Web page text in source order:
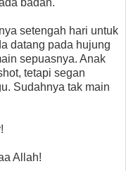
badan.
setengah hari untuk
datang pada hujung
sepuasnya. Anak
tetapi segan
Sudahnya tak main
Allah!